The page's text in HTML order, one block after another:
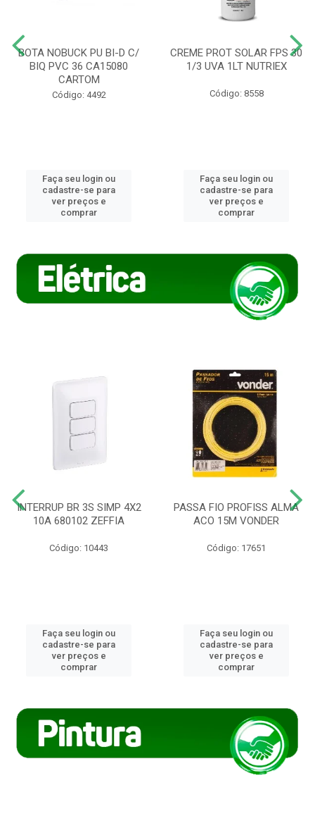
BOTA NOBUCK PU BI-D C/
BIQ PVC 36 CA15080
CARTOM
Código: 4492
Faça seu login ou
cadastre-se para
ver preços e
comprar
CREME PROT SOLAR FPS 30
1/3 UVA 1LT NUTRIEX
Código: 8558
Faça seu login ou
cadastre-se para
ver preços e
comprar
INTERRUP BR 3S SIMP 4X2
10A 680102 ZEFFIA
Código: 10443
Faça seu login ou
cadastre-se para
ver preços e
comprar
PASSA FIO PROFISS ALMA
ACO 15M VONDER
Código: 17651
Faça seu login ou
cadastre-se para
ver preços e
comprar